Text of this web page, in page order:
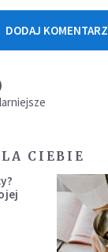
DODAJ KOMENTARZ
CIEBIE